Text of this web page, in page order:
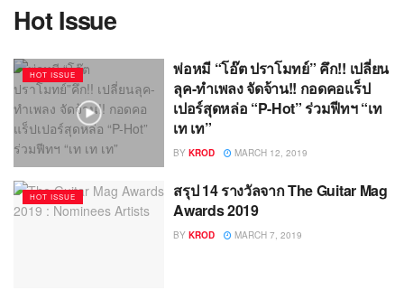
Hot Issue
HOT ISSUE
พ่อหมี “โอ๊ต ปราโมทย์” คึก!! เปลี่ยน
ลุค-ทำเพลง จัดจ้าน!! กอดคอแร็ป
เปอร์สุดหล่อ “P-Hot” ร่วมฟีทฯ “เท
เท เท”
BY KROD MARCH 12, 2019
HOT ISSUE
สรุป 14 รางวัลจาก The Guitar Mag
Awards 2019
BY KROD MARCH 7, 2019